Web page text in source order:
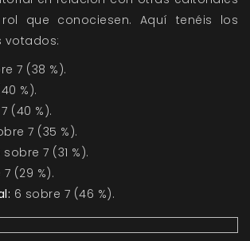
que conociesen. Aquí tenéis los
votados:
7 (38 %).
%).
(40 %).
7 (35 %).
sobre 7 (31 %).
(29 %).
6 sobre 7 (46 %).